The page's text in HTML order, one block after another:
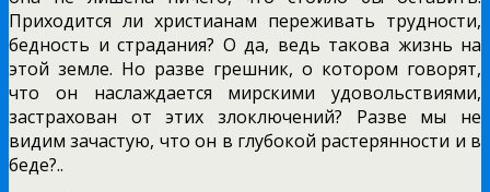
Приходится ли христианам переживать трудности,
бедность и страдания? О да, ведь такова жизнь на
этой земле. Но разве грешник, о котором говорят,
что он наслаждается мирскими удовольствиями,
застрахован от этих злоключений? Разве мы не
видим зачастую, что он в глубокой растерянности и в
беде?..